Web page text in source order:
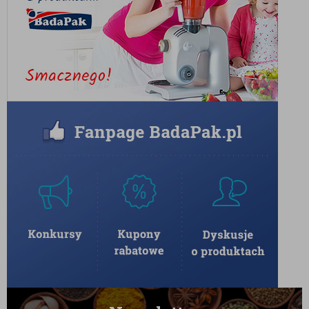
IDEALNA DO RÓŻNYCH
METOD PARZENIA
Kawa Ziarnista Bezkofeinowa Brazylia Santos świetnie
sprawdza się w wielu metodach parzenia, zarówno w
alternatywnych, takich jak drip czy chemex. Jej
zbalansowany smak sprawia, że może być serwowana
– cappuccino czy latte.
DLACZEGO WARTO WYBRAĆ
KAWĘ BEZKOFEINOWĄ?
Kawa bezkofeinowa to doskonałe rozwiązanie dla
którzy chcą ograniczyć jej spożycie, nie rezygnując